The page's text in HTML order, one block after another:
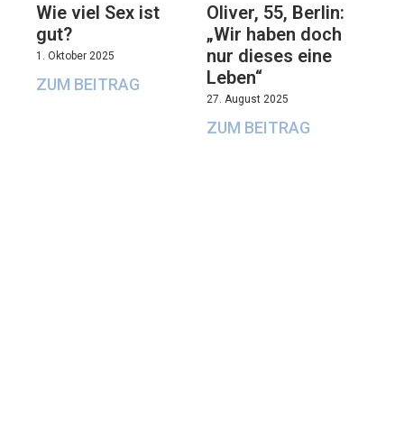
Wie viel Sex ist
gut?
1. Oktober 2025
ZUM BEITRAG
Oliver, 55, Berlin:
„Wir haben doch
nur dieses eine
Leben“
27. August 2025
ZUM BEITRAG